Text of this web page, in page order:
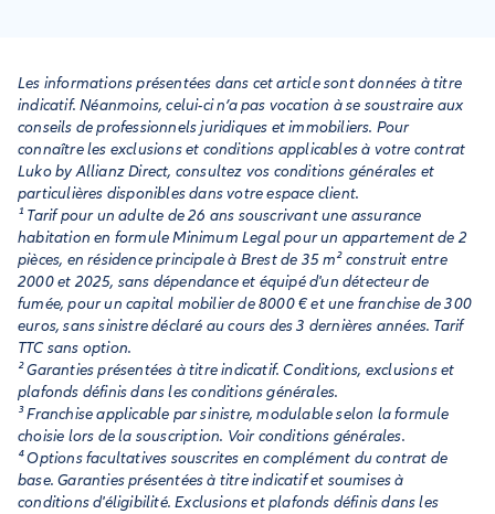
Les informations présentées dans cet article sont données à titre
indicatif. Néanmoins, celui-ci n’a pas vocation à se soustraire aux
conseils de professionnels juridiques et immobiliers. Pour
connaître les exclusions et conditions applicables à votre contrat
Luko by Allianz Direct, consultez vos conditions générales et
particulières disponibles dans votre espace client.
¹ Tarif pour un adulte de 26 ans souscrivant une assurance
habitation en formule Minimum Legal pour un appartement de 2
pièces, en résidence principale à Brest de 35 m² construit entre
2000 et 2025, sans dépendance et équipé d'un détecteur de
fumée, pour un capital mobilier de 8000 € et une franchise de 300
euros, sans sinistre déclaré au cours des 3 dernières années. Tarif
TTC sans option.
² Garanties présentées à titre indicatif. Conditions, exclusions et
plafonds définis dans les conditions générales.
³ Franchise applicable par sinistre, modulable selon la formule
choisie lors de la souscription. Voir conditions générales.
⁴ Options facultatives souscrites en complément du contrat de
base. Garanties présentées à titre indicatif et soumises à
conditions d'éligibilité. Exclusions et plafonds définis dans les